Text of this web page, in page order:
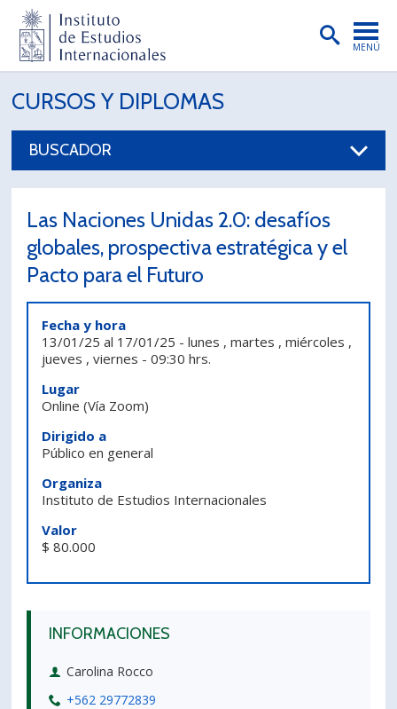
MENÚ
PORTADA
INSTITUTO
INVESTIGACIÓN
EXTENSIÓN
PUBLICACIONES
BIBLIOTECA
Postulantes
Estudiantes
CURSOS Y DIPLOMAS
BUSCADOR
Las Naciones Unidas 2.0: desafíos
globales, prospectiva estratégica y el
Pacto para el Futuro
INFORMACIONES
Carolina Rocco
+562 29772839
Fecha y hora
13/01/25 al 17/01/25 -lunes , martes , miércoles ,
jueves , viernes -09:30 hrs.
Lugar
Online (Vía Zoom)
Dirigido a
Público en general
Organiza
Instituto de Estudios Internacionales
Valor
$ 80.000